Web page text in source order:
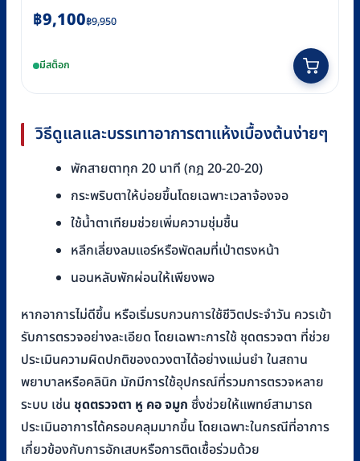
฿9,950
Original
was:
฿9,100
Current
is:มีสต็อก
วิธีดูแลและบรรเทาอาการตาแห้งเบื้องต้นง่ายๆ
พักสายตาทุก 20 นาที (กฎ 20-20-20)
กระพริบตาให้บ่อยขึ้นโดยเฉพาะเวลาจ้องจอ
ใช้น้ำตาเทียมช่วยเพิ่มความชุ่มชื้น
หลีกเลี่ยงลมแอร์หรือพัดลมที่เป่าตรงหน้า
นอนหลับพักผ่อนให้เพียงพอ
หากอาการไม่ดีขึ้น หรือเริ่มรบกวนการใช้ชีวิตประจำวัน ควรเข้า
รับการตรวจอย่างละเอียด โดยเฉพาะการใช้ ชุดตรวจตา ที่ช่วย
ประเมินความผิดปกติของดวงตาได้อย่างแม่นยำ ในสถาน
พยาบาลหรือคลินิก มักมีการใช้อุปกรณ์ที่รวมการตรวจหลาย
ระบบ เช่น ชุดตรวจตา หู คอ จมูก ซึ่งช่วยให้แพทย์สามารถ
ประเมินอาการได้ครอบคลุมมากขึ้น โดยเฉพาะในกรณีที่อาการ
เกี่ยวข้องกับการอักเสบหรือการติดเชื้อร่วมด้วย